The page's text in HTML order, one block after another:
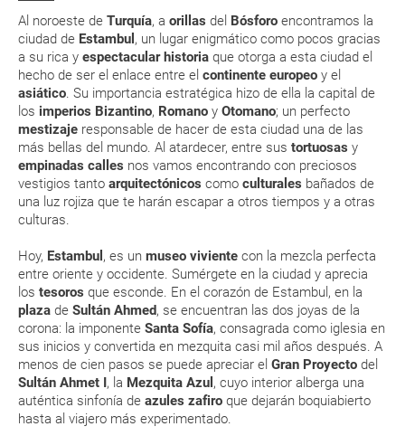
Al noroeste de Turquía, a orillas del Bósforo encontramos la
ciudad de Estambul , un lugar enigmático como pocos gracias
a su rica y espectacular historia que otorga a esta ciudad el
hecho de ser el enlace entre el continente europeo y el
asiático . Su importancia estratégica hizo de ella la capital de
los imperios Bizantino, Romano y Otomano; un perfecto
mestizaje responsable de hacer de esta ciudad una de las
más bellas del mundo. Al atardecer, entre sus tortuosas y
empinadas calles nos vamos encontrando con preciosos
vestigios tanto arquitectónicos como culturales bañados de
una luz rojiza que te harán escapar a otros tiempos y a otras
culturas.
Hoy, Estambul , es un museo viviente con la mezcla perfecta
entre oriente y occidente. Sumérgete en la ciudad y aprecia
los tesoros que esconde. En el corazón de Estambul, en la
plaza de Sultán Ahmed, se encuentran las dos joyas de la
corona: la imponente Santa Sofía, consagrada como iglesia en
sus inicios y convertida en mezquita casi mil años después. A
menos de cien pasos se puede apreciar el Gran Proyecto del
Sultán Ahmet I, la Mezquita Azul , cuyo interior alberga una
auténtica sinfonía de azules zafiro que dejarán boquiabierto
hasta al viajero más experimentado.
Turquía
Monedas y tipos de cambios
a que muchas de ellas exigen la presentación de la tarjeta de embarque
(que deberás realizar a través de su web) para que no te carguen un
suplemento extra en el mismo aeropuerto.
En caso de tener que enviarte la documentación de un paquete
vacacional (Caribe, circuitos, tours...) te enviaremos la documentación
de tu reserva alrededor de 10 días antes de salida, la cual deberás
imprimir y llevar contigo en el viaje.
Esta documentación te será requerida en el mostrador de la compañía
aérea a la hora de realizar el check-in el día de la salida.
MODIFICACIÓN ó CANCELACIÓN ¿Puedo anular o
modificar una reserva del viaje? ¿Qué gastos puede
generar una anulación o modificación del viaje?
¿Qué caducidad debe tener mi pasaporte para ir
a...?
¿Con cuánta antelación tengo que estar en el
aeropuerto?